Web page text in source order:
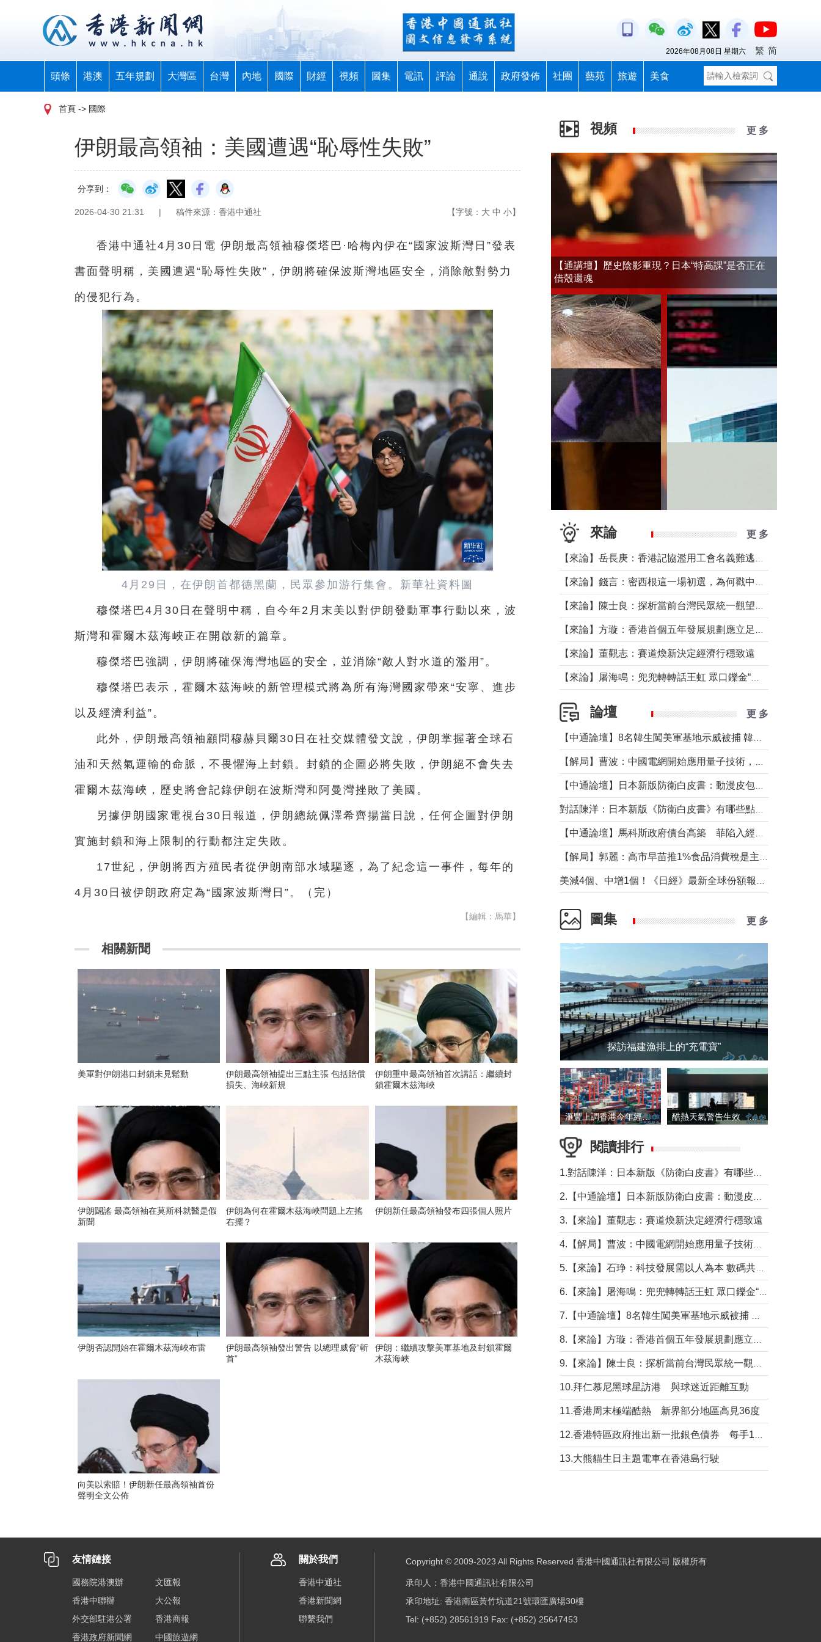
頭條 港澳 五年規劃 大灣區 台灣 內地 國際 財經 視頻 圖集 電訊 評論 通說 政府發佈 社團 藝苑 旅遊 美食
2026年08月08日 星期六 繁 简
首頁 -> 國際
伊朗最高領袖：美國遭遇“恥辱性失敗”
分享到：
2026-04-30 21:31 | 稿件來源：香港中通社 【字號： 大 中 小】
香港中通社4月30日電 伊朗最高領袖穆傑塔巴·哈梅內伊在“國家波斯灣日”發表
書面聲明稱，美國遭遇“恥辱性失敗”，伊朗將確保波斯灣地區安全，消除敵對勢力
的侵犯行為。
4月29日，在伊朗首都德黑蘭，民眾參加游行集會。新華社資料圖
穆傑塔巴4月30日在聲明中稱，自今年2月末美以對伊朗發動軍事行動以來，波
斯灣和霍爾木茲海峽正在開啟新的篇章。
穆傑塔巴強調，伊朗將確保海灣地區的安全，並消除“敵人對水道的濫用”。
穆傑塔巴表示，霍爾木茲海峽的新管理模式將為所有海灣國家帶來“安寧、進步
以及經濟利益”。
此外，伊朗最高領袖顧問穆赫貝爾30日在社交媒體發文說，伊朗掌握著全球石
油和天然氣運輸的命脈，不畏懼海上封鎖。封鎖的企圖必將失敗，伊朗絕不會失去
霍爾木茲海峽，歷史將會記錄伊朗在波斯灣和阿曼灣挫敗了美國。
另據伊朗國家電視台30日報道，伊朗總統佩澤希齊揚當日說，任何企圖對伊朗
實施封鎖和海上限制的行動都注定失敗。
17世紀，伊朗將西方殖民者從伊朗南部水域驅逐，為了紀念這一事件，每年的
4月30日被伊朗政府定為“國家波斯灣日”。（完）
【編輯：馬華】
相關新聞
美軍對伊朗港口封鎖未見鬆動
伊朗最高領袖提出三點主張 包括賠償
損失、海峽新規
伊朗重申最高領袖首次講話：繼續封
鎖霍爾木茲海峽
伊朗闢謠 最高領袖在莫斯科就醫是假
新聞
伊朗為何在霍爾木茲海峽問題上左搖
右擺？
伊朗新任最高領袖發布四張個人照片
伊朗否認開始在霍爾木茲海峽布雷
伊朗最高領袖發出警告 以總理威脅“斬
首”
伊朗：繼續攻擊美軍基地及封鎖霍爾
木茲海峽
向美以索賠！伊朗新任最高領袖首份
聲明全文公佈
視頻 更 多
【通講壇】歷史陰影重現？日本“特高課”是否正在
借殼還魂
來論 更 多
【來論】董觀志：賽道煥新決定經濟行穩致遠
論壇 更 多
圖集 更 多
探訪福建漁排上的“充電寶”
滙豐上調香港今年經濟增長預測至4.5% 酷熱天氣警告生效 本港高溫持續至下周
閱讀排行
3.【來論】董觀志：賽道煥新決定經濟行穩致遠
10.拜仁慕尼黑球星訪港 與球迷近距離互動
11.香港周末極端酷熱 新界部分地區高見36度
13.大熊貓生日主題電車在香港島行駛
友情鏈接
國務院港澳辦
文匯報
香港中聯辦
大公報
外交部駐港公署
香港商報
香港政府新聞網
中國旅遊網
關於我們
香港中通社
香港新聞網
聯繫我們
Copyright © 2009-2023 All Rights Reserved 香港中國通訊社有限公司 版權所有
承印人：香港中國通訊社有限公司
承印地址: 香港南區黃竹坑道21號環匯廣場30樓
Tel: (+852) 28561919 Fax: (+852) 25647453